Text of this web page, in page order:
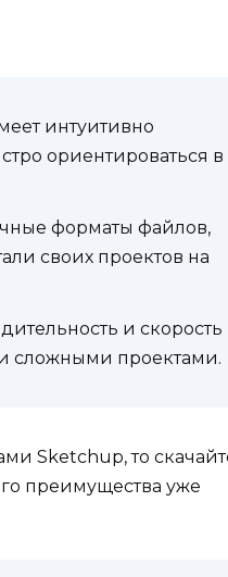
интуитивно
ориентироваться в
форматы файлов,
своих проектов на
и скорость
сложными проектами.
Sketchup, то
преимущества уже